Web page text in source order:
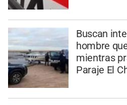
Buscan
hombre
mientras
Paraje El